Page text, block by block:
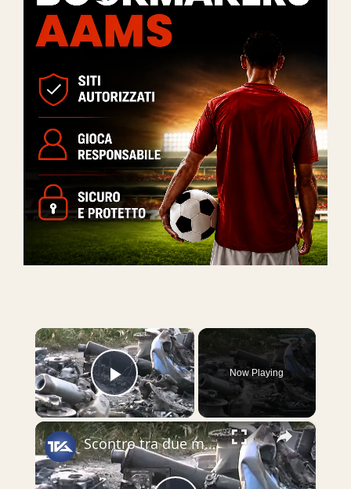
×
Play Video
Now Playing
×
Scontro tra due moto. Morti tre centauri adraniti